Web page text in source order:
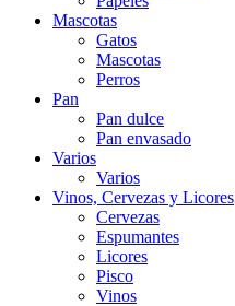
Mascotas
Gatos
Mascotas
Perros
Pan
Pan dulce
Pan envasado
Varios
Varios
Vinos, Cervezas y Licores
Cervezas
Espumantes
Licores
Pisco
Vinos